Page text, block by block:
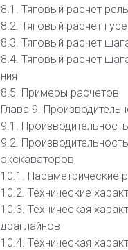
8.1. Тяговый расчет
8.2. Тяговый расчет
8.3. Тяговый расчет
8.4. Тяговый расчет
ния
8.5. Примеры расчетов
Глава 9.
9.1.
9.2.
экскаваторов
10.1. Параметрические
10.2. Технические
10.3. Техническая
драглайнов
10.4. Техническая